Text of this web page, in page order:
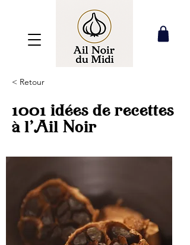
< Retour
1001 idées de recettes
à l'Ail Noir